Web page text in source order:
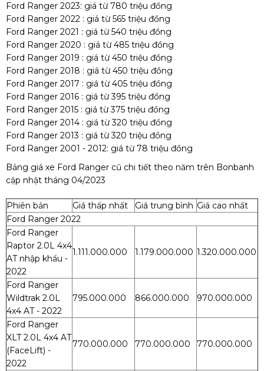
Ford Ranger 2023: giá từ 780 triệu đồng
Ford Ranger 2022 : giá từ 565 triệu đồng
Ford Ranger 2021 : giá từ 540 triệu đồng
Ford Ranger 2020 : giá từ 485 triệu đồng
Ford Ranger 2019 : giá từ 450 triệu đồng
Ford Ranger 2018 : giá từ 450 triệu đồng
Ford Ranger 2017 : giá từ 405 triệu đồng
Ford Ranger 2016 : giá từ 395 triệu đồng
Ford Ranger 2015 : giá từ 375 triệu đồng
Ford Ranger 2014 : giá từ 320 triệu đồng
Ford Ranger 2013 : giá từ 320 triệu đồng
Ford Ranger 2001 - 2012: giá từ 78 triệu đồng
Bảng giá xe Ford Ranger cũ chi tiết theo năm trên Bonbanh
cập nhật tháng 04/2023
Phiên bản Giá thấp nhất Giá trung bình Giá cao nhất
Ford Ranger 2022
Ford Ranger
Raptor 2.0L 4x4
AT nhập khẩu -
2022
1.111.000.000 1.179.000.000 1.320.000.000
Ford Ranger
Wildtrak 2.0L
4x4 AT - 2022
795.000.000 866.000.000 970.000.000
Ford Ranger
XLT 2.0L 4x4 AT
(FaceLift) -
2022
770.000.000 770.000.000 770.000.000